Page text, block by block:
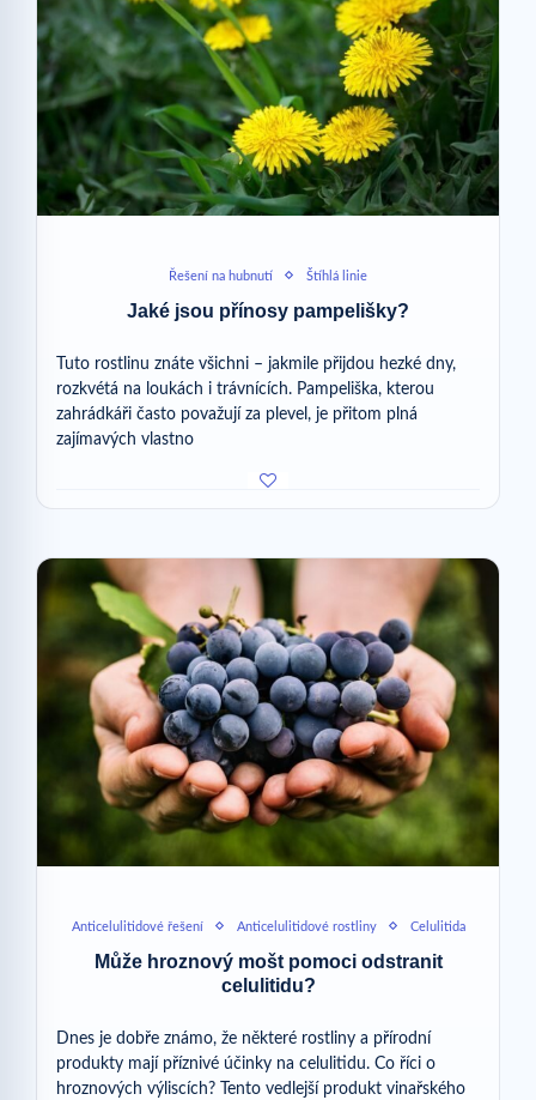
Řešení na hubnutí Štíhlá linie
Jaké jsou přínosy pampelišky?
Tuto rostlinu znáte všichni – jakmile přijdou hezké dny,
rozkvétá na loukách i trávnících. Pampeliška, kterou
zahrádkáři často považují za plevel, je přitom plná
zajímavých vlastno
Anticelulitidové řešení Anticelulitidové rostliny Celulitida
Může hroznový mošt pomoci odstranit
celulitidu?
Dnes je dobře známo, že některé rostliny a přírodní
produkty mají příznivé účinky na celulitidu. Co říci o
hroznových výliscích? Tento vedlejší produkt vinařského